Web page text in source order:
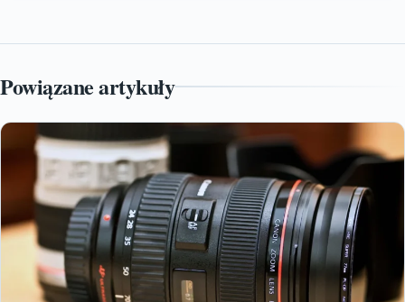
Powiązane artykuły